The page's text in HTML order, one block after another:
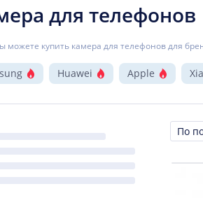
для телефонов
можете купить камера для телефонов для
Huawei Apple